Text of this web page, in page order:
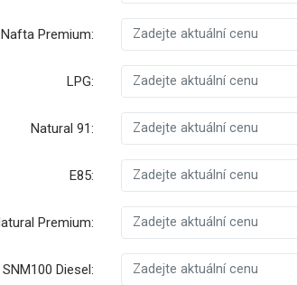
Nafta Premium:
LPG:
Natural 91:
E85:
Premium:
SNM100 Diesel: